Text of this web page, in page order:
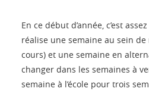
En ce début d’année, c’est
réalise une semaine au sein de
cours) et une semaine en
changer dans les semaines à
semaine à l’école pour trois